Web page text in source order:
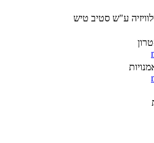
ע"ש סטיב טיש